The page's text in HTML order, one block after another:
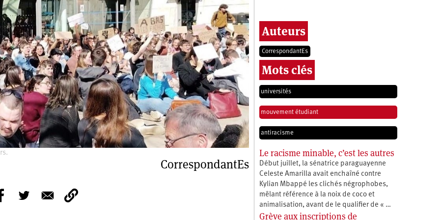
CorrespondantEs
Auteurs
CorrespondantEs
Mots clés
universités
mouvement étudiant
antiracisme
Le racisme minable, c’est les autres
Début juillet, la sénatrice paraguayenne
Celeste Amarilla avait enchaîné contre
Kylian Mbappé les clichés négrophobes,
mêlant référence à la noix de coco et
animalisation, avant de le qualifier de « …
Grève aux inscriptions de